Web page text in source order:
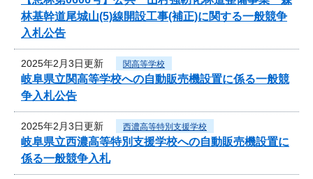
林基幹道尾城山(5)線開設工事(補正)に関する一般競争
入札公告
2025年2月3日更新 関高等学校
岐阜県立関高等学校への自動販売機設置に係る一般競
争入札公告
2025年2月3日更新 西濃高等特別支援学校
岐阜県立西濃高等特別支援学校への自動販売機設置に
係る一般競争入札